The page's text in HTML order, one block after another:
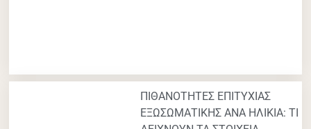
ΠΙΘΑΝΟΤΗΤΕΣ ΕΠΙΤΥΧΙΑΣ
ΕΞΩΣΩΜΑΤΙΚΗΣ ΑΝΑ ΗΛΙΚΙΑ: ΤΙ